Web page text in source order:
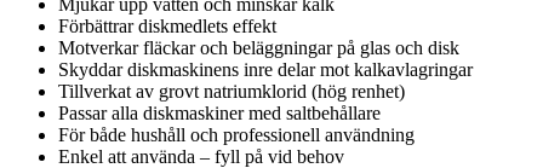
Förbättrar diskmedlets effekt
Motverkar fläckar och beläggningar på glas och disk
Skyddar diskmaskinens inre delar mot kalkavlagringar
Tillverkat av grovt natriumklorid (hög renhet)
Passar alla diskmaskiner med saltbehållare
För både hushåll och professionell användning
Enkel att använda – fyll på vid behov